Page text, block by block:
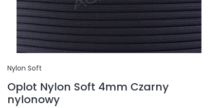
Nylon Soft
Oplot Nylon Soft 4mm Czarny
nylonowy